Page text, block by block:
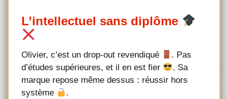
L’intellectuel sans diplôme
Olivier, c’est un drop-out revendiqué
. Pas
d’études supérieures, et il en est fier
. Sa
marque repose même dessus : réussir hors
système
.